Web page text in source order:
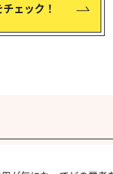
ェック！